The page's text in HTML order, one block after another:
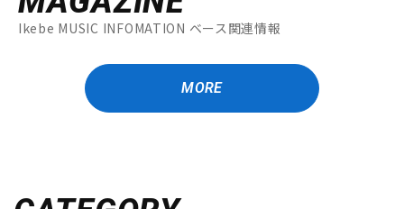
Ikebe MUSIC INFOMATION ベース関連情報
MORE